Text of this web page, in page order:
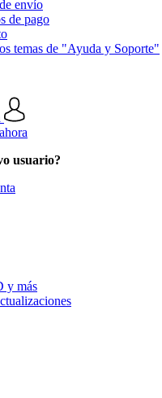
envío
de pago
temas de "Ayuda y Soporte"
usuario?
y más